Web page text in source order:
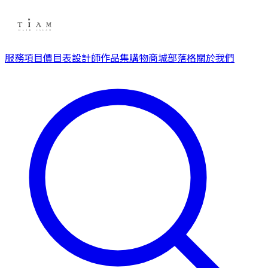
服務項目價目表設計師作品集購物商城部落格關於我們